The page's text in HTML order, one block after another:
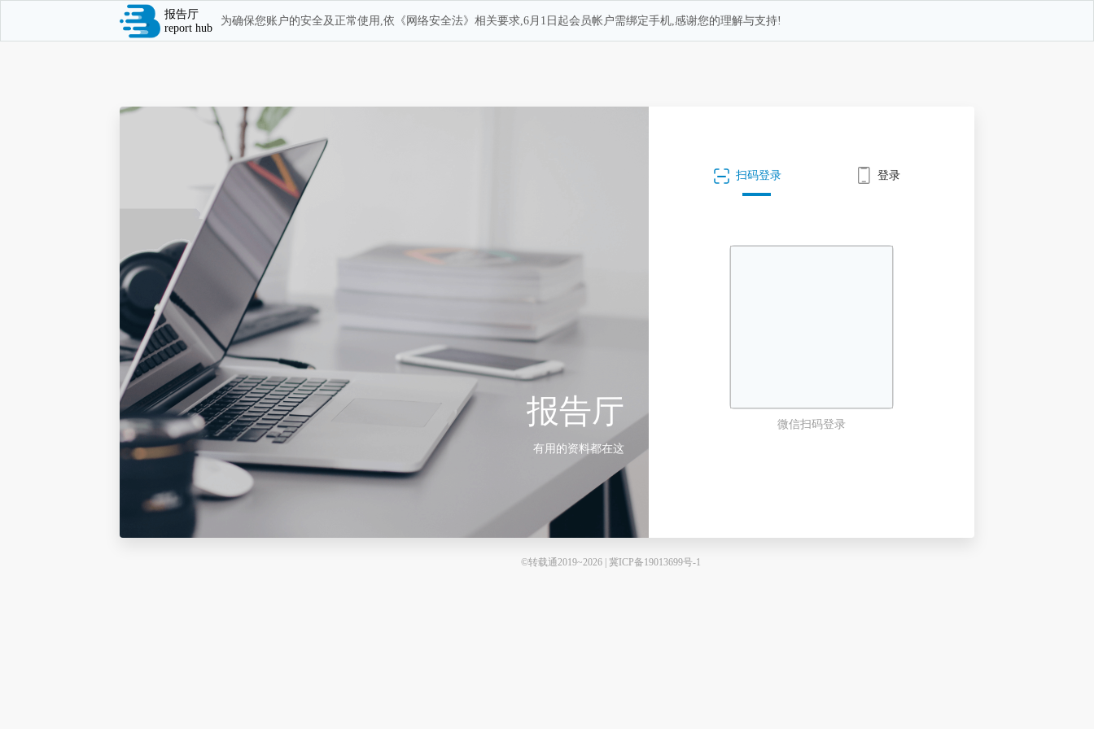
报告厅
report hub
为确保您账户的安全及正常使用,依《网络安全法》相关要求,6月1日起会员帐户需绑定手机,感谢您的理解与支持!
报告厅
有用的资料都在这
扫码登录 登录
微信扫码登录
©转载通2019~2026 | 冀ICP备19013699号-1